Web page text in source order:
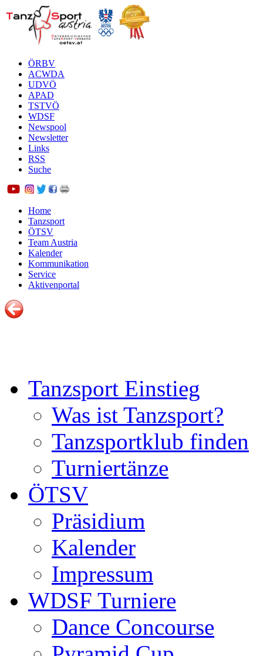
ÖRBV
ACWDA
UDVÖ
APAD
TSTVÖ
WDSF
Newspool
Newsletter
Links
RSS
Suche
Home
Tanzsport
ÖTSV
Team Austria
Kalender
Kommunikation
Service
Aktivenportal
Tanzsport Einstieg
Was ist Tanzsport?
Tanzsportklub finden
Turniertänze
ÖTSV
Präsidium
Kalender
Impressum
WDSF Turniere
Dance Concourse